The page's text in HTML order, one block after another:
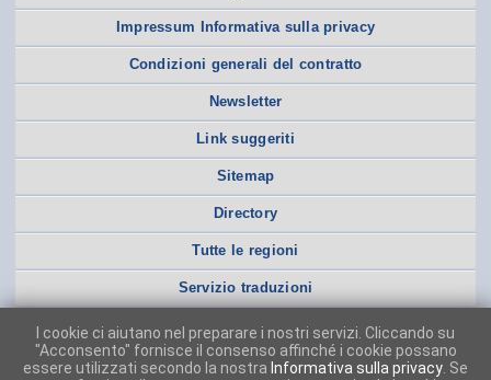
Impressum Informativa sulla privacy
Condizioni generali del contratto
Newsletter
Link suggeriti
Sitemap
Directory
Tutte le regioni
Servizio traduzioni
I cookie ci aiutano nel preparare i nostri servizi. Cliccando su
"Acconsento" fornisce il consenso affinché i cookie possano
essere utilizzati secondo la nostra Informativa sulla privacy . Se